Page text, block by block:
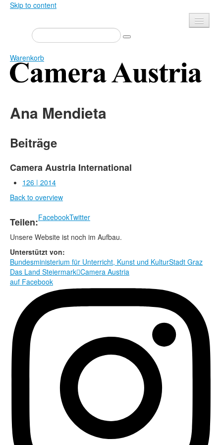
Skip to content
Presse
Veranstaltungen
Newsletter
Ausschreibungen
Shop
Mediadaten
Warenkorb
Zeitschrift
Bücher
Edition
Bibliothek
Camera Austria Preis
Fotoarchiv Pierre Bourdieu
Rechtliche Informationen
Ana Mendieta
Beiträge
Camera Austria International
126 | 2014
Back to overview
Teilen:FacebookTwitter
Unsere Website ist noch im Aufbau.
Unterstützt von:
Bundesministerium für Unterricht, Kunst und KulturStadt Graz
Das Land SteiermarkCamera Austria
auf Facebook